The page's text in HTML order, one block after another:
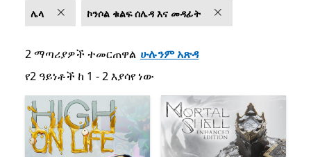
ሌላ ኮንሶል ቁልፍ ሰሌዳ እና መዳፊት
2 ማጣሪያዎች ተመርጠዋል ሁሉንም አጽዳ
የ2 ዓይነቶች ከ 1 - 2 እያሳየ ነው
የ2 ዓይነቶች ከ 1 - 2 እያሳየ ነው